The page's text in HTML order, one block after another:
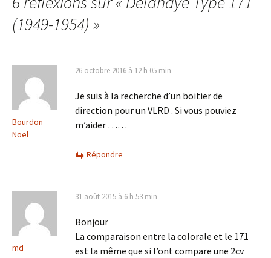
articles
(1949-1954) »
Bourdon
Noel
26 octobre 2016 à 12 h 05 min
Je suis à la recherche d’un boitier de
direction pour un VLRD . Si vous pouviez
m’aider ……
Répondre
md
31 août 2015 à 6 h 53 min
Bonjour
La comparaison entre la colorale et le 171
est la même que si l’ont compare une 2cv